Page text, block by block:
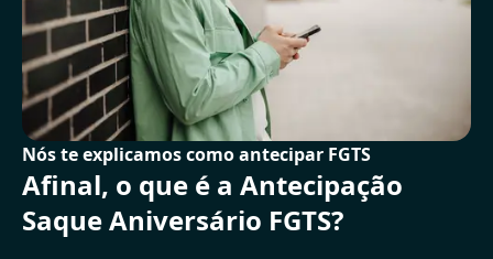
Nós te explicamos como antecipar FGTS
Afinal, o que é a Antecipação
Saque Aniversário FGTS?